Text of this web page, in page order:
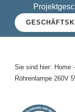
Sie sind hier: Home
Röhrenlampe 260V